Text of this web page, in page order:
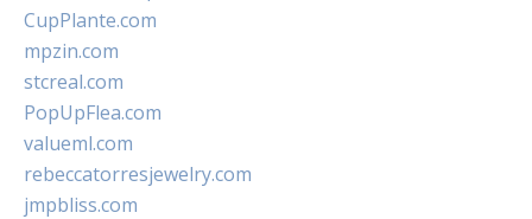
CupPlante.com
mpzin.com
stcreal.com
PopUpFlea.com
valueml.com
rebeccatorresjewelry.com
jmpbliss.com